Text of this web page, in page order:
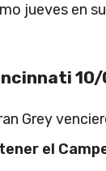
jueves en
Grey
el